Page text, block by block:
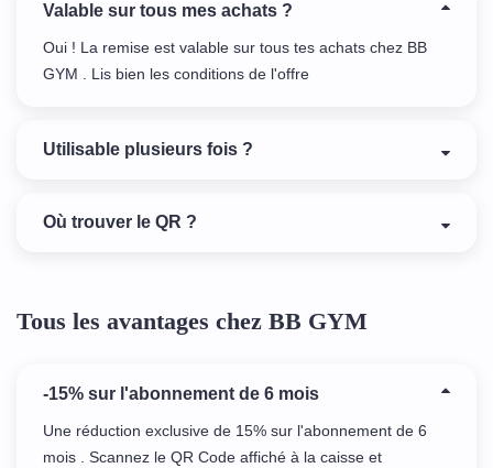
Valable sur tous mes achats ?
Oui ! La remise est valable sur tous tes achats chez BB
GYM . Lis bien les conditions de l'offre
Utilisable plusieurs fois ?
Où trouver le QR ?
Tous les avantages chez BB GYM
-15% sur l'abonnement de 6 mois
Une réduction exclusive de 15% sur l'abonnement de 6
mois . Scannez le QR Code affiché à la caisse et